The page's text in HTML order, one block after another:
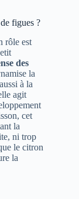
figues ?
rôle est
des
la
à la
agit
cet
la
ni trop
le citron
la